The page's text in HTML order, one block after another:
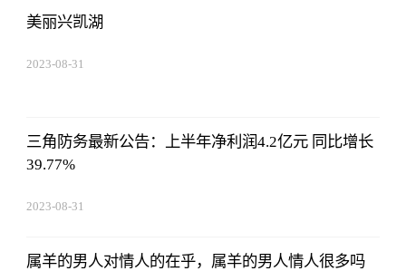
美丽兴凯湖
2023-08-31
三角防务最新公告：上半年净利润4.2亿元 同比增长
39.77%
2023-08-31
属羊的男人对情人的在乎，属羊的男人情人很多吗